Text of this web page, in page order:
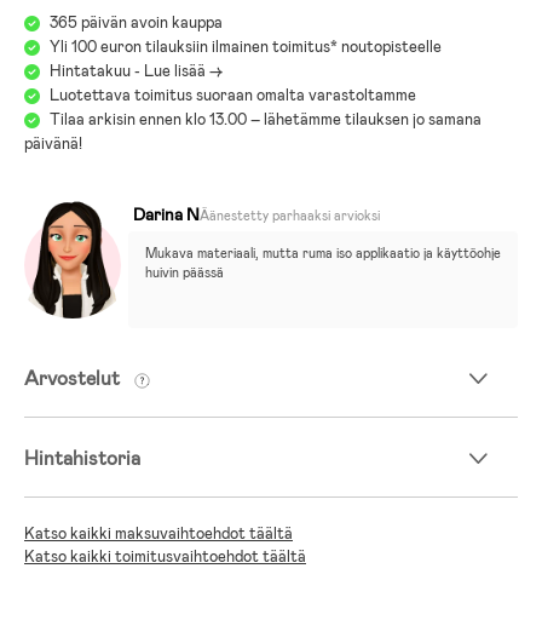
365 päivän avoin kauppa
Yli 100 euron tilauksiin ilmainen toimitus* noutopisteelle
Hintatakuu - Lue lisää ->
Luotettava toimitus suoraan omalta varastoltamme
Tilaa arkisin ennen klo 13.00 – lähetämme tilauksen jo samana
päivänä!
Darina NÄänestetty parhaaksi arvioksi
Mukava materiaali, mutta ruma iso applikaatio ja käyttöohje
huivin päässä
Arvostelut
Hintahistoria
Katso kaikki maksuvaihtoehdot täältä
Katso kaikki toimitusvaihtoehdot täältä